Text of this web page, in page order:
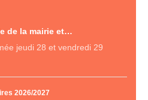
de la mairie et…
jeudi 28 et vendredi 29
2026/2027